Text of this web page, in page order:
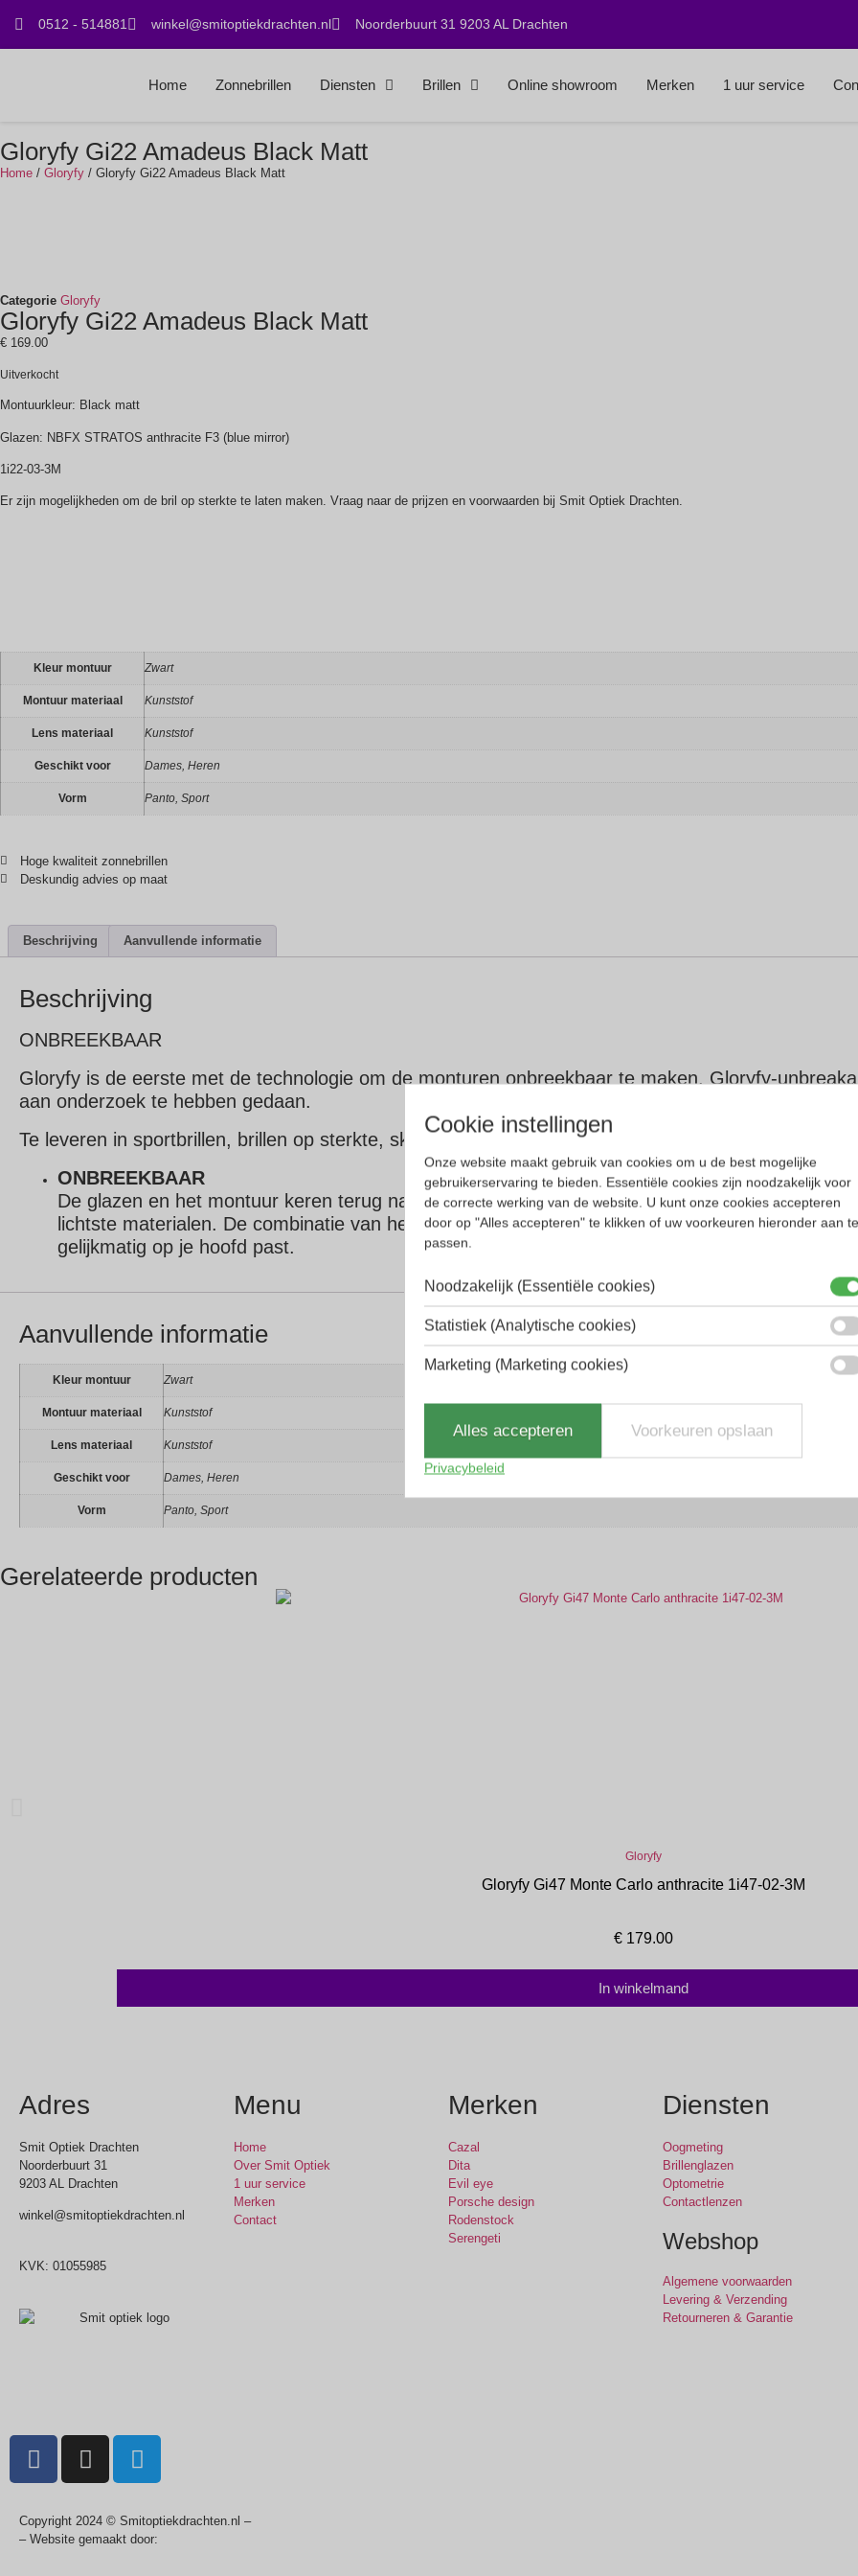
0512 - 514881 winkel@smitoptiekdrachten.nl Noorderbuurt 31 9203 AL Drachten
Home Zonnebrillen Diensten Brillen Online showroom Merken 1 uur service
Gloryfy Gi22 Amadeus Black Matt
Home / Gloryfy / Gloryfy Gi22 Amadeus Black Matt
Categorie Gloryfy
Gloryfy Gi22 Amadeus Black Matt
€ 169.00
Uitverkocht
Montuurkleur: Black matt
Glazen: NBFX STRATOS anthracite F3 (blue mirror)
1i22-03-3M
Er zijn mogelijkheden om de bril op sterkte te laten maken. Vraag naar de prijzen en voorwaarden bij Smit Optiek Drachten.
Kleur montuur Zwart
Montuur materiaal Kunststof
Lens materiaal Kunststof
Geschikt voor Dames, Heren
Vorm Panto, Sport
Hoge kwaliteit zonnebrillen
Deskundig advies op maat
Beschrijving Aanvullende informatie
Beschrijving
ONBREEKBAAR
Gloryfy is de eerste met de technologie om de monturen onbreekbaar te maken. Gloryfy-
aan onderzoek te hebben gedaan.
Te leveren in sportbrillen, brillen op sterkte, skibrillen en zonnebrillen.
ONBREEKBAAR
De glazen en het montuur keren terug naar hun oorspronkelijke vorm dankzij het
lichtste materialen. De combinatie van het scharnier en onbreekbare pootjes zorgt ervoor
gelijkmatig op je hoofd past.
Aanvullende informatie
Kleur montuur Zwart
Montuur materiaal Kunststof
Lens materiaal Kunststof
Geschikt voor Dames, Heren
Vorm Panto, Sport
Gerelateerde producten
Gloryfy
Gloryfy Gi47 Monte Carlo anthracite 1i47-02-3M
€ 179.00
In winkelmand
Adres
Smit Optiek Drachten
Noorderbuurt 31
9203 AL Drachten
winkel@smitoptiekdrachten.nl
KVK: 01055985
Menu
Home
Over Smit Optiek
1 uur service
Merken
Contact
Merken
Cazal
Dita
Evil eye
Porsche design
Rodenstock
Serengeti
Diensten
Oogmeting
Brillenglazen
Optometrie
Contactlenzen
Webshop
Algemene voorwaarden
Levering & Verzending
Retourneren & Garantie
Copyright 2024 © Smitoptiekdrachten.nl –
– Website gemaakt door:
Cookie instellingen
Onze website maakt gebruik van cookies om u de best mogelijke
gebruikerservaring te bieden. Essentiële cookies zijn noodzakelijk voor
de correcte werking van de website. U kunt onze cookies accepteren
door op "Alles accepteren" te klikken of uw voorkeuren hieronder aan te
passen.
Noodzakelijk (Essentiële cookies)
Statistiek (Analytische cookies)
Marketing (Marketing cookies)
Alles accepteren Voorkeuren opslaan
Privacybeleid